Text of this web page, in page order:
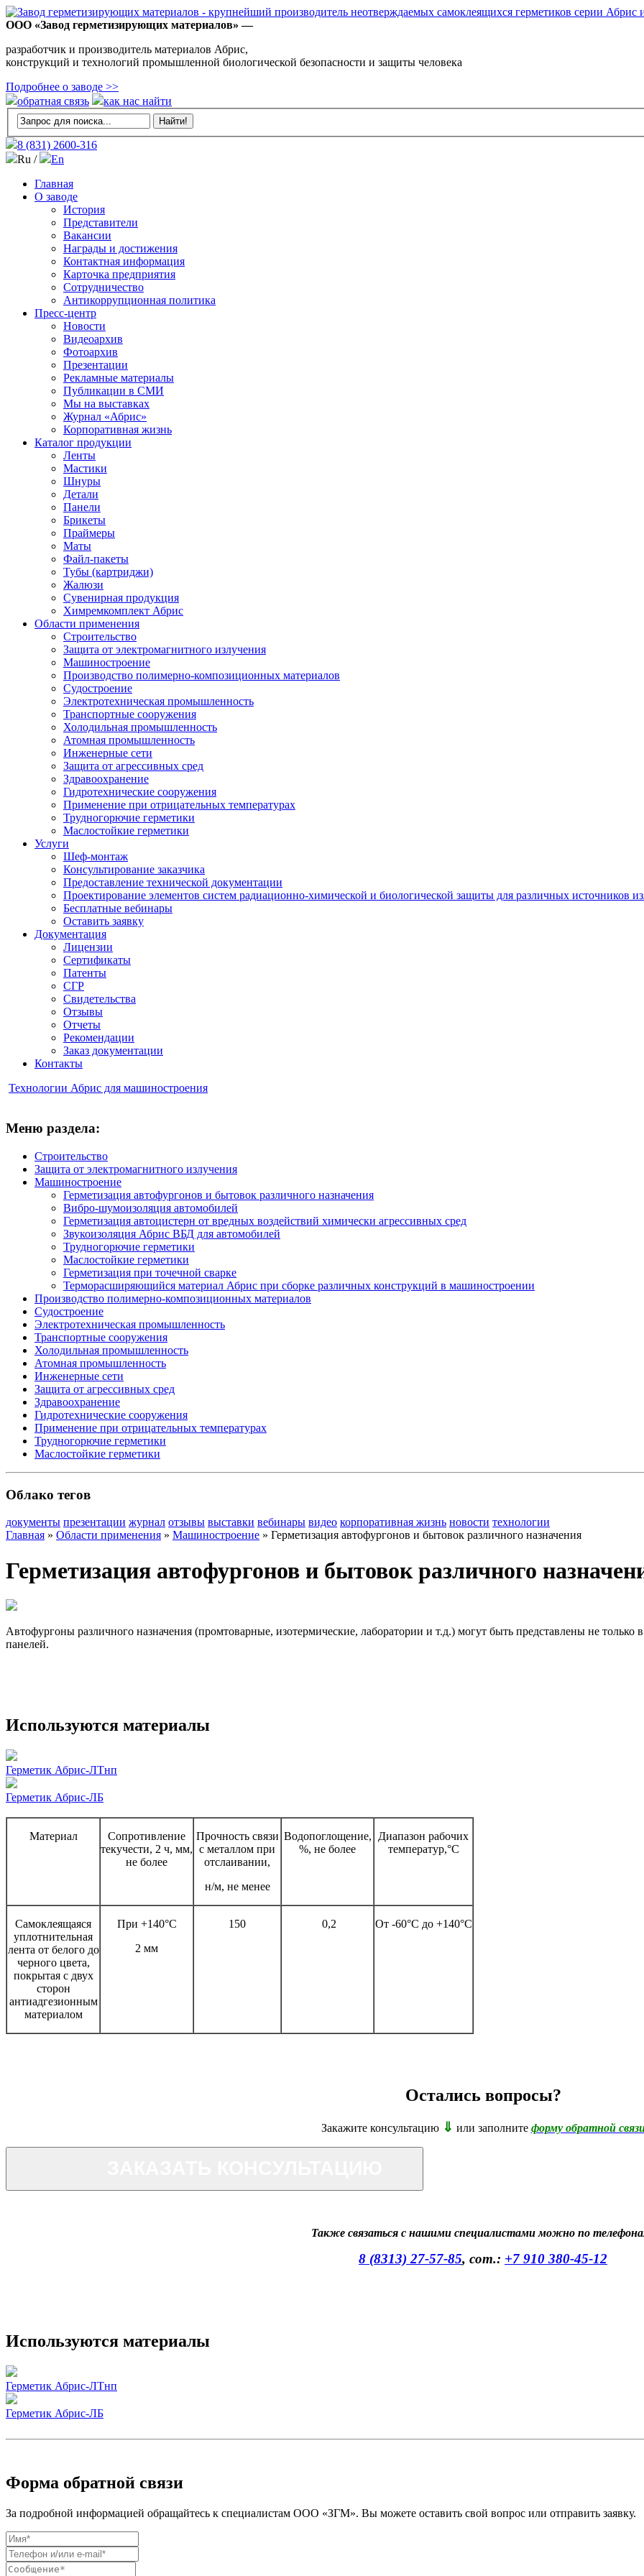
ООО «Завод герметизирующих материалов» —
разработчик и производитель материалов Абрис,
конструкций и технологий промышленной биологической безопасности и защиты человека
Подробнее о заводе >>
обратная связь
как нас найти
8 (831) 2600-316
Ru /
En
Главная
О заводе
История
Представители
Вакансии
Награды и достижения
Контактная информация
Карточка предприятия
Сотрудничество
Антикоррупционная политика
Пресс-центр
Новости
Видеоархив
Фотоархив
Презентации
Рекламные материалы
Публикации в СМИ
Мы на выставках
Журнал «Абрис»
Корпоративная жизнь
Каталог продукции
Ленты
Мастики
Шнуры
Детали
Панели
Брикеты
Праймеры
Маты
Файл-пакеты
Тубы (картриджи)
Жалюзи
Сувенирная продукция
Химремкомплект Абрис
Области применения
Строительство
Защита от электромагнитного излучения
Машиностроение
Производство полимерно-композиционных материалов
Судостроение
Электротехническая промышленность
Транспортные сооружения
Холодильная промышленность
Атомная промышленность
Инженерные сети
Защита от агрессивных сред
Здравоохранение
Гидротехнические сооружения
Применение при отрицательных температурах
Трудногорючие герметики
Маслостойкие герметики
Услуги
Шеф-монтаж
Консультирование заказчика
Предоставление технической документации
Проектирование элементов систем радиационно-химической и биологической защиты для различных источников
Бесплатные вебинары
Оставить заявку
Документация
Лицензии
Сертификаты
Патенты
СГР
Свидетельства
Отзывы
Отчеты
Рекомендации
Заказ документации
Контакты
Технологии Абрис для машиностроения
Меню раздела:
Строительство
Защита от электромагнитного излучения
Машиностроение
Герметизация автофургонов и бытовок различного назначения
Вибро-шумоизоляция автомобилей
Герметизация автоцистерн от вредных воздействий химически агрессивных сред
Звукоизоляция Абрис ВБД для автомобилей
Трудногорючие герметики
Маслостойкие герметики
Герметизация при точечной сварке
Терморасширяющийся материал Абрис при сборке различных конструкций в машиностроении
Производство полимерно-композиционных материалов
Судостроение
Электротехническая промышленность
Транспортные сооружения
Холодильная промышленность
Атомная промышленность
Инженерные сети
Защита от агрессивных сред
Здравоохранение
Гидротехнические сооружения
Применение при отрицательных температурах
Трудногорючие герметики
Маслостойкие герметики
Облако тегов
документы презентации журнал отзывы выставки вебинары видео корпоративная жизнь новости технологии
Главная » Области применения » Машиностроение » Герметизация автофургонов и бытовок различного назначения
Герметизация автофургонов и бытовок различного
Автофургоны различного назначения (промтоварные, изотермические, лаборатории и т.д.) могут быть представлены не
панелей.
Используются материалы
Герметик Абрис-ЛТнп
Герметик Абрис-ЛБ
Материал
Сопротивление
текучести, 2 ч, мм,
не более
Прочность связи
с металлом при
отслаивании,
н/м, не менее
Водопоглощение,
%, не более
Диапазон рабочих
температур,°С
Самоклеящаяся
уплотнительная
лента от белого до
черного цвета,
покрытая с двух
сторон
антиадгезионным
материалом
При +140°С
2 мм
150 0,2 От -60°С до +140°С
Остались вопросы?
Закажите консультацию ⇓ или заполните форму обратной
Также связаться с нашими специалистами можно по
8 (8313) 27-57-85, сот.: +7 910 380-45-12
Используются материалы
Герметик Абрис-ЛТнп
Герметик Абрис-ЛБ
Форма обратной связи
За подробной информацией обращайтесь к специалистам ООО «ЗГМ». Вы можете оставить свой вопрос или отправить заявку.